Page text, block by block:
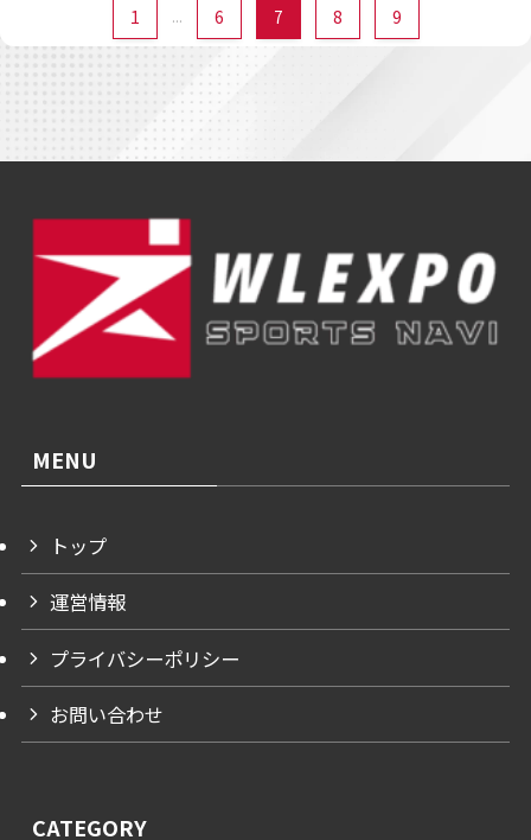
1 ... 6 7 8 9
MENU
トップ
運営情報
プライバシーポリシー
お問い合わせ
CATEGORY